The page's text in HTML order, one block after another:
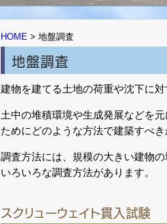
HOME > 地盤調査
地盤調査
建物を建てる土地の荷重や沈下に
土中の堆積環境や生成発展などを
ためにどのような方法で建築すべ
調査方法には、規模の大きい建物
いろいろな調査方法があります。
スクリューウェイト貫入試験